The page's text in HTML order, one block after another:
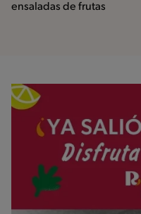
ensaladas de frutas